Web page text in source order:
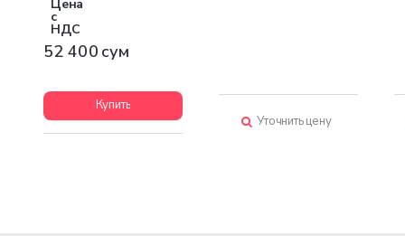
Цена
с
НДС
52 400 сум
Купить
Уточнить цену